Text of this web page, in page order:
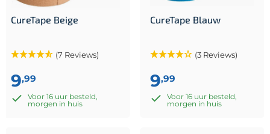
CureTape Beige
(7 Reviews)
9,99
Voor 16 uur besteld,
morgen in huis
CureTape Blauw
(3 Reviews)
9,99
Voor 16 uur besteld,
morgen in huis